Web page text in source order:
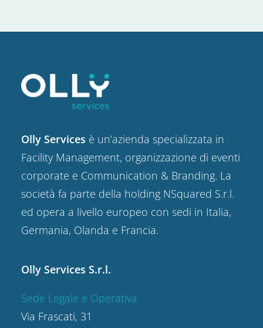
Olly Services è un’azienda specializzata in
Facility Management, organizzazione di eventi
corporate e Communication & Branding. La
società fa parte della holding NSquared S.r.l.
ed opera a livello europeo con sedi in Italia,
Germania, Olanda e Francia.
Olly Services S.r.l.
Sede Legale e Operativa
Via Frascati, 31